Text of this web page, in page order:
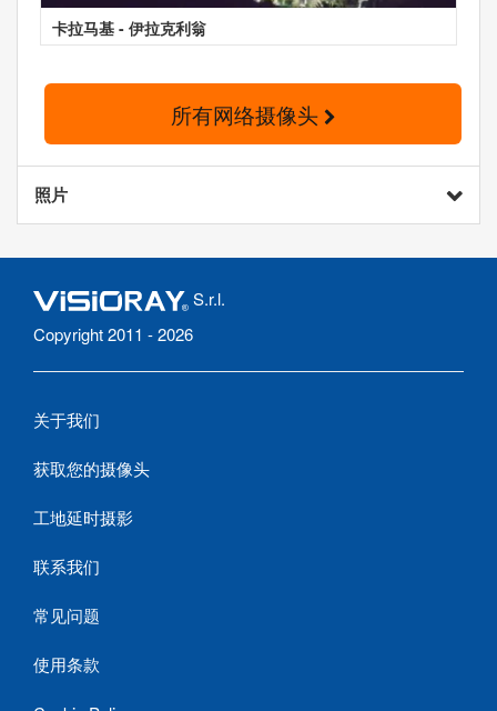
卡拉马基 - 伊拉克利翁
所有网络摄像头
照片
S.r.l.
Copyright 2011 - 2026
关于我们
获取您的摄像头
工地延时摄影
联系我们
常见问题
使用条款